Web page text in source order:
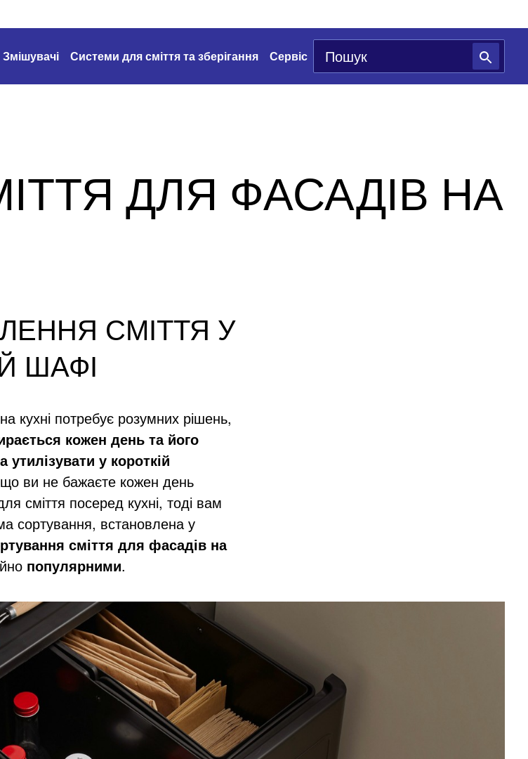
Змішувачі Системи для сміття та зберігання Сервіс
ДЛЯ ФАСАДІВ НА
СМІТТЯ У
ШАФІ
кухні потребує розумних рішень,
кожен день та його
утилізувати у короткій
ви не бажаєте кожен день
сміття посеред кухні, тоді вам
сортування, встановлена у
сміття для фасадів на
популярними.